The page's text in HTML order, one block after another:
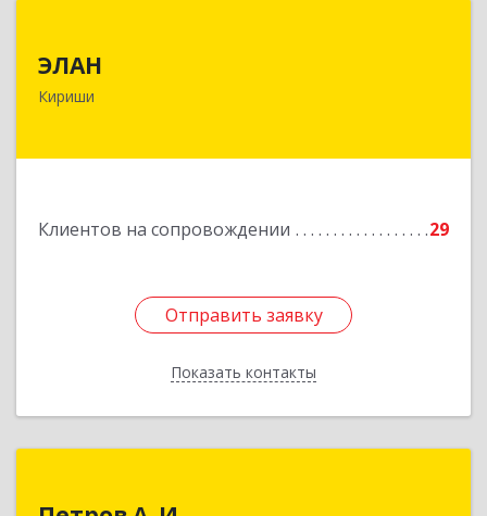
ЭЛАН
Кириши
Клиентов на сопровождении 29
Отправить заявку
Показать контакты
Подробнее
Отправить заявку
Назад